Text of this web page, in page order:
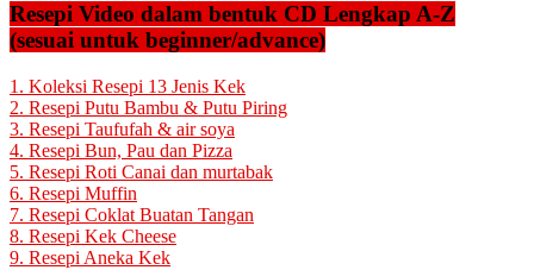
Resepi Video dalam bentuk CD Lengkap A-Z
(sesuai untuk beginner/advance)
1. Koleksi Resepi 13 Jenis Kek
2. Resepi Putu Bambu & Putu Piring
3. Resepi Taufufah & air soya
4. Resepi Bun, Pau dan Pizza
5. Resepi Roti Canai dan murtabak
6. Resepi Muffin
7. Resepi Coklat Buatan Tangan
8. Resepi Kek Cheese
9. Resepi Aneka Kek